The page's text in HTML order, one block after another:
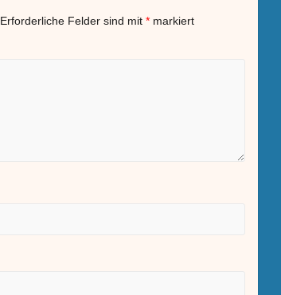
Erforderliche Felder sind mit* markiert